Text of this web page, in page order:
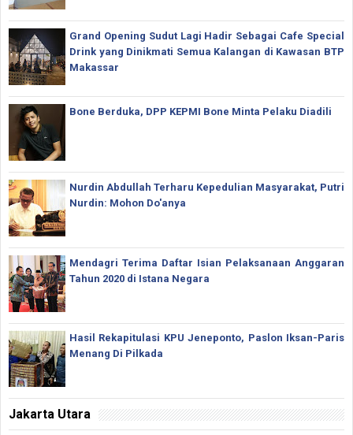
Grand Opening Sudut Lagi Hadir Sebagai Cafe Special
Drink yang Dinikmati Semua Kalangan di Kawasan BTP
Makassar
Bone Berduka, DPP KEPMI Bone Minta Pelaku Diadili
Nurdin Abdullah Terharu Kepedulian Masyarakat, Putri
Nurdin: Mohon Do'anya
Mendagri Terima Daftar Isian Pelaksanaan Anggaran
Tahun 2020 di Istana Negara
Hasil Rekapitulasi KPU Jeneponto, Paslon Iksan-Paris
Menang Di Pilkada
Jakarta Utara